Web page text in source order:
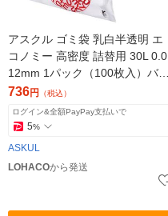
アスクル ゴミ袋 乳白半透明 エ
コノミー 高密度 詰替用 30L 0.0
12mm 1パック（100枚入）バイ
オマス10% オリジナル
736円 （税込）
ログイン&全額PayPay支払いで
5%
ASKUL
LOHACOから発送